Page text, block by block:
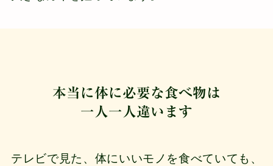
本当に体に必要な食べ物は
一人一人違います
テレビで見た、体にいいモノを食べていても、